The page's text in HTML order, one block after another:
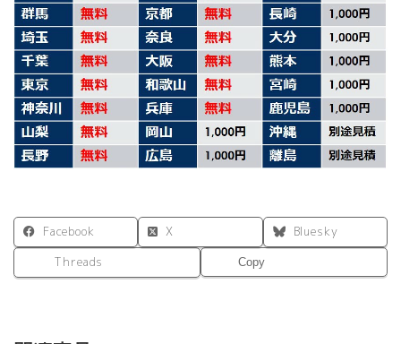
ス
チ
ー
ル
製
CZ
シ
リ
ー
ズ
個
Facebook X
Bluesky
Threads
Copy